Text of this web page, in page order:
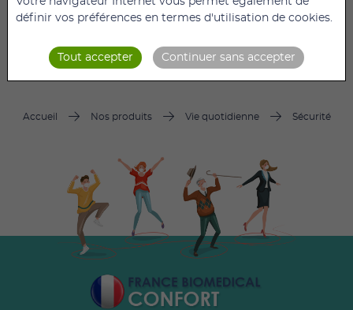
(...)
DÉTAILS AJOUTER
Accueil Nos produits Vie quotidienne Sécurité
définir vos préférences en termes d'utilisation de cookies.
Tout accepter Continuer sans accepter